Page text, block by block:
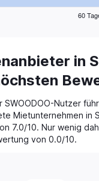
60
in
Nutzer
Mietunternehmen in
7.0/10. Nur wenig
von 0.0/10.